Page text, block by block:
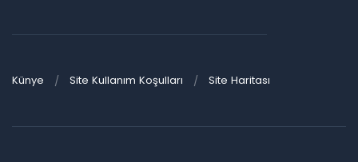
Künye Site Kullanım Koşulları Site Haritası